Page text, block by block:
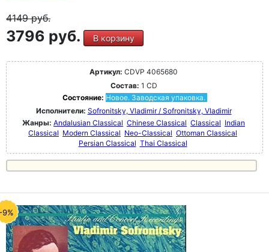
4149руб.
3796 руб. В корзину
Артикул: CDVP 4065680
Состав: 1 CD
Состояние: Новое. Заводская упаковка.
Исполнители: Sofronitsky, Vladimir / Sofronitsky, Vladimir
Жанры: Andalusian Classical Chinese Classical Classical Indian
Classical Modern Classical Neo-Classical Ottoman Classical
Persian Classical Thai Classical
9%